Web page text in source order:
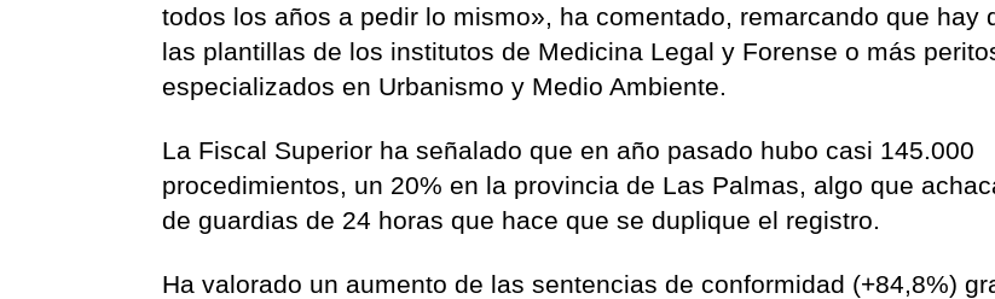
todos los años a pedir lo mismo», ha comentado, remarcando que hay
las plantillas de los institutos de Medicina Legal y Forense o más
especializados en Urbanismo y Medio Ambiente.
La Fiscal Superior ha señalado que en año pasado hubo casi 145.000
procedimientos, un 20% en la provincia de Las Palmas, algo que
de guardias de 24 horas que hace que se duplique el registro.
Ha valorado un aumento de las sentencias de conformidad (+84,8%)